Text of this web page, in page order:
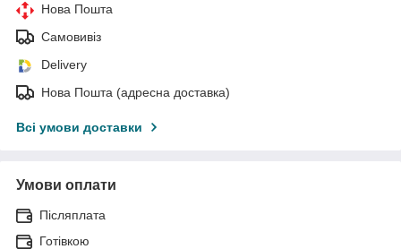
Нова Пошта
Самовивіз
Delivery
Нова Пошта (адресна доставка)
Всі умови доставки
Умови оплати
Післяплата
Готівкою